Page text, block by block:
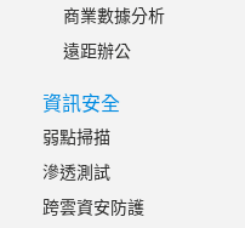
商業數據分析
遠距辦公
資訊安全
弱點掃描
滲透測試
跨雲資安防護